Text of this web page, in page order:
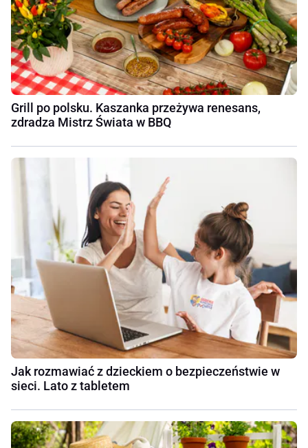
Grill po polsku. Kaszanka przeżywa renesans,
zdradza Mistrz Świata w BBQ
Jak rozmawiać z dzieckiem o bezpieczeństwie w
sieci. Lato z tabletem